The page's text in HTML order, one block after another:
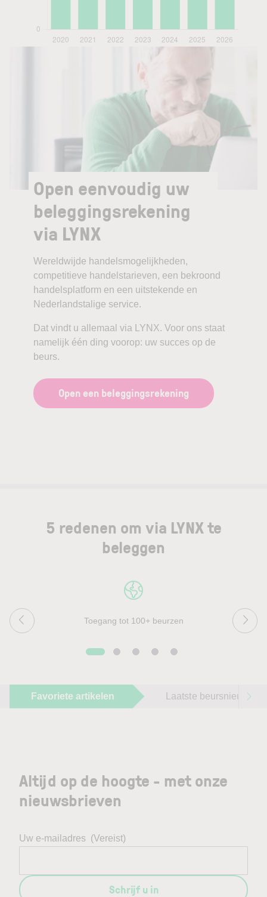
Open eenvoudig uw
beleggingsrekening
via LYNX
Wereldwijde handelsmogelijkheden,
competitieve handelstarieven, een bekroond
handelsplatform en een uitstekende en
Nederlandstalige service.
Dat vindt u allemaal via LYNX. Voor ons staat
namelijk één ding voorop: uw succes op de
beurs.
Open een beleggingsrekening
5 redenen om via LYNX te
beleggen
Toegang tot 100+ beurzen
Favoriete artikelen Laatste beursnieuws
Altijd op de hoogte - met onze
nieuwsbrieven
Uw e-mailadres (Vereist)
Schrijf u in